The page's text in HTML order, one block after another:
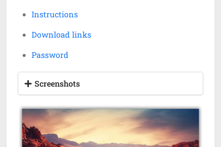
Instructions
Download links
Password
Screenshots